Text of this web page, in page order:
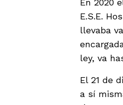
E.S.E.
llevaba
ley, va
El 21 de
a sí